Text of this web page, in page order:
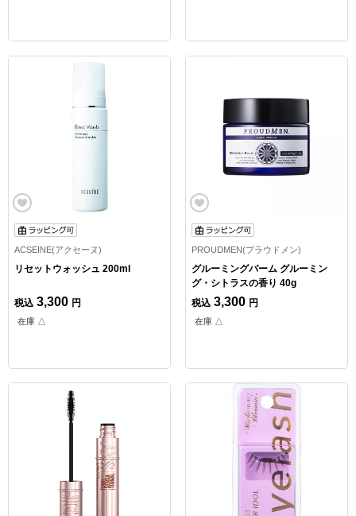
ACSEINE(アクセーヌ)
リセットウォッシュ 200ml
税込 3,300 円
在庫 △
PROUDMEN(プラウドメン)
グルーミングバーム グルーミン
グ・シトラスの香り 40g
税込 3,300 円
在庫 △